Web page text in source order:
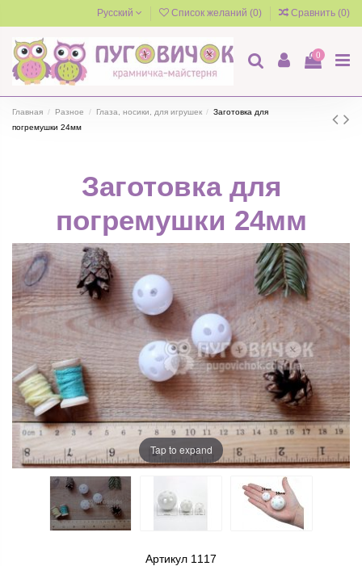
Русский Список желаний (0) Сравнить (0)
0
Главная Разное Глаза, носики, для игрушек
Заготовка для
погремушки 24мм
Заготовка для
погремушки 24мм
Tap to expand
Артикул 1117